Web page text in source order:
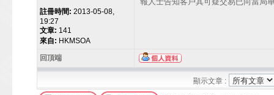
註冊時間: 2013-05-08,
19:27
文章: 141
來自: HKMSOA
回頂端
顯示文章 :